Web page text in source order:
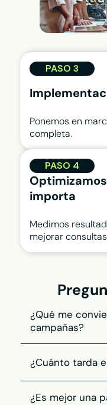
PASO 3
Ponemos en
completa.
PASO 4
importa
Medimos
mejorar
¿Qué me
campañas?
El SEO te aporta
plazo, mientras
consultas
profesionales, lo
¿Cuánto tarda
El SEO es
¿Es mejor una